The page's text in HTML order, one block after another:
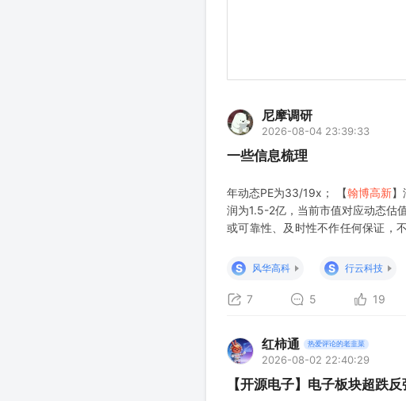
尼摩调研
2026-08-04 23:39:33
一些信息梳理
年动态PE为33/19x； 【翰博高新
润为1.5-2亿，当前市值对应动态估
或可靠性、及时性不作任何保证，
该等信息的准确性、完整性或可靠性
S 风华高科 S 行云科技
7 5 19
红柿通 热爱评论的老韭菜
2026-08-02 22:40:29
【开源电子】电子板块超跌反